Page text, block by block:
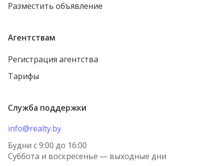
Разместить объявление
Агентствам
Регистрация агентства
Тарифы
Служба поддержки
info@realty.by
Будни с 9:00 до 16:00
Суббота и воскресенье — выходные дни